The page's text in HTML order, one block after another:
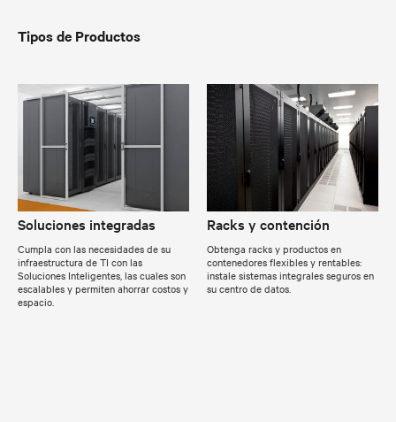
Tipos de Productos
Soluciones integradas
Cumpla con las necesidades de su
infraestructura de TI con las
Soluciones Inteligentes, las cuales son
escalables y permiten ahorrar costos y
espacio.
Racks y contención
Obtenga racks y productos en
contenedores flexibles y rentables:
instale sistemas integrales seguros en
su centro de datos.